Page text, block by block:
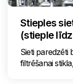
Stieples
(stieple
Sieti paredzēti
filtrēšanai